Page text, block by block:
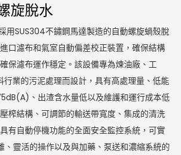
旋脫水
用SUS304不鏽鋼馬達製造的自動螺旋蝸殼脫
口濾布和氣室自動偏差校正裝置，確保結構
保濾布運作穩定。該設備專為煉油廠、工
業的污泥處理而設計，具有高處理量、低能
、出渣含水量低以及維護和運行成本低
榨結構、可調節的輸送帶寬度、集成的清洗
有自動停機功能的全面安全監控系統，可實
靈活的操作以及與加藥、泵送和濃縮系統的